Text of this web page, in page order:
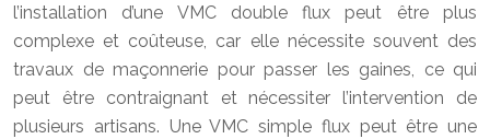
l’installation d’une VMC double flux peut être plus
complexe et coûteuse, car elle nécessite souvent des
travaux de maçonnerie pour passer les gaines, ce qui
peut être contraignant et nécessiter l’intervention de
plusieurs artisans. Une VMC simple flux peut être une